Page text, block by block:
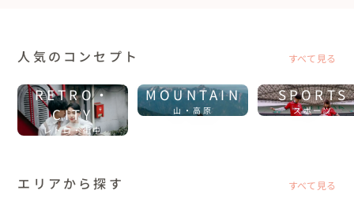
人気のコンセプト すべて見る
RETRO・
CITY
レトロ・街中
MOUNTAIN
山・高原
SPORTS
スポーツ
エリアから探す すべて見る